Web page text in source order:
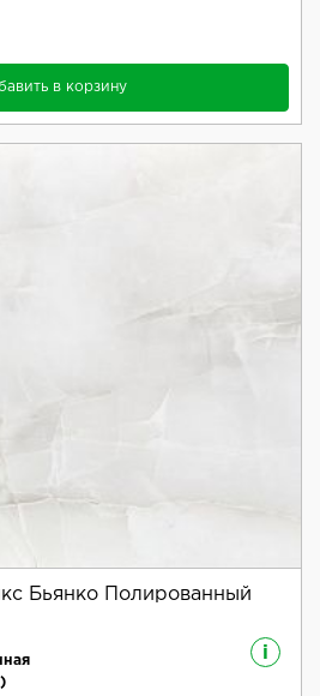
в корзину
Бьянко Полированный
i